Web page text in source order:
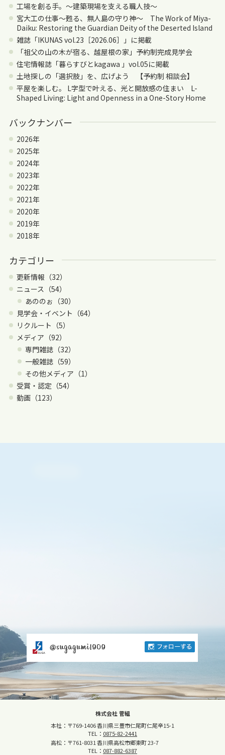
工場を創る手。〜建築現場を支える職人技〜
宮大工の仕事～甦る、無人島の守り神～ The Work of Miya-
Daiku: Restoring the Guardian Deity of the Deserted Island
雑誌「IKUNAS vol.23［2026.06］」に掲載
「祖父の山の木が宿る、越屋根の家」予約制完成見学会
住宅情報誌「暮らすびとkagawa 」vol.05に掲載
土地探しの「選択肢」を、広げよう 【予約制 相談会】
平屋を楽しむ。 L字型で叶える、光と開放感の住まい L-
Shaped Living: Light and Openness in a One-Story Home
バックナンバー
2026年
2025年
2024年
2023年
2022年
2021年
2020年
2019年
2018年
カテゴリー
更新情報（32）
ニュース（54）
あののぉ（30）
見学会・イベント（64）
リクルート（5）
メディア（92）
専門雑誌（32）
一般雑誌（59）
その他メディア（1）
受賞・認定（54）
動画（123）
株式会社 菅組
本社：〒769-1406 香川県三豊市仁尾町仁尾辛15-1
TEL： 0875-82-2441
高松：〒761-8031 香川県高松市郷東町 23-7
TEL： 087-882-6387